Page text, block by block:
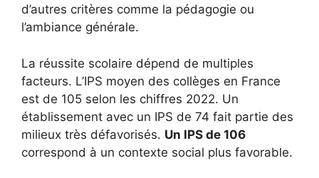
d’autres critères comme la pédagogie ou
l’ambiance générale.
La réussite scolaire dépend de multiples
facteurs. L’IPS moyen des collèges en France
est de 105 selon les chiffres 2022. Un
établissement avec un IPS de 74 fait partie des
milieux très défavorisés. Un IPS de 106
correspond à un contexte social plus favorable.